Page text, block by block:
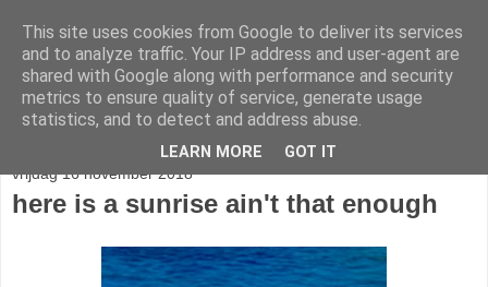
stereo
vrijdag 16 november 2018
here is a sunrise ain't that enough
This site uses cookies from Google to deliver its services
and to analyze traffic. Your IP address and user-agent are
shared with Google along with performance and security
metrics to ensure quality of service, generate usage
statistics, and to detect and address abuse.
LEARN MORE GOT IT